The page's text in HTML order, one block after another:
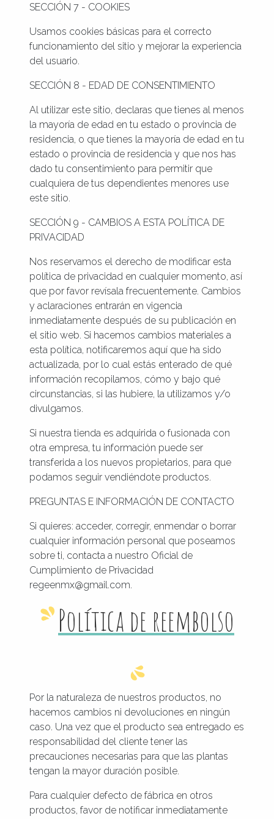
SECCIÓN 7 - COOKIES
Usamos cookies básicas para el correcto
funcionamiento del sitio y mejorar la experiencia
del usuario.
SECCIÓN 8 - EDAD DE CONSENTIMIENTO
Al utilizar este sitio, declaras que tienes al menos
la mayoría de edad en tu estado o provincia de
residencia, o que tienes la mayoría de edad en tu
estado o provincia de residencia y que nos has
dado tu consentimiento para permitir que
cualquiera de tus dependientes menores use
este sitio.
SECCIÓN 9 - CAMBIOS A ESTA POLÍTICA DE
PRIVACIDAD
Nos reservamos el derecho de modificar esta
política de privacidad en cualquier momento, así
que por favor revísala frecuentemente. Cambios
y aclaraciones entrarán en vigencia
inmediatamente después de su publicación en
el sitio web. Si hacemos cambios materiales a
esta política, notificaremos aquí que ha sido
actualizada, por lo cual estás enterado de qué
información recopilamos, cómo y bajo qué
circunstancias, si las hubiere, la utilizamos y/o
divulgamos.
Si nuestra tienda es adquirida o fusionada con
otra empresa, tu información puede ser
transferida a los nuevos propietarios, para que
podamos seguir vendiéndote productos.
PREGUNTAS E INFORMACIÓN DE CONTACTO
Si quieres: acceder, corregir, enmendar o borrar
cualquier información personal que poseamos
sobre ti, contacta a nuestro Oficial de
Cumplimiento de Privacidad
regeenmx@gmail.com.
Política de reembolso
Por la naturaleza de nuestros productos, no
hacemos cambios ni devoluciones en ningún
caso. Una vez que el producto sea entregado es
responsabilidad del cliente tener las
precauciones necesarias para que las plantas
tengan la mayor duración posible.
Para cualquier defecto de fábrica en otros
productos, favor de notificar inmediatamente